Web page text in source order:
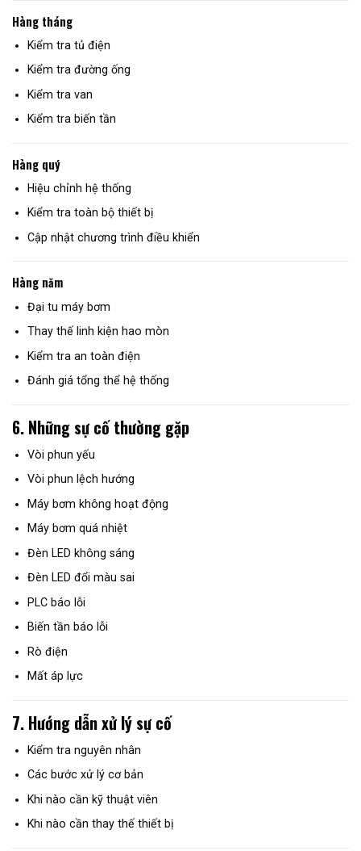
Hàng tháng
Kiểm tra tủ điện
Kiểm tra đường ống
Kiểm tra van
Kiểm tra biến tần
Hàng quý
Hiệu chỉnh hệ thống
Kiểm tra toàn bộ thiết bị
Cập nhật chương trình điều khiển
Hàng năm
Đại tu máy bơm
Thay thế linh kiện hao mòn
Kiểm tra an toàn điện
Đánh giá tổng thể hệ thống
6. Những sự cố thường gặp
Vòi phun yếu
Vòi phun lệch hướng
Máy bơm không hoạt động
Máy bơm quá nhiệt
Đèn LED không sáng
Đèn LED đổi màu sai
PLC báo lỗi
Biến tần báo lỗi
Rò điện
Mất áp lực
7. Hướng dẫn xử lý sự cố
Kiểm tra nguyên nhân
Các bước xử lý cơ bản
Khi nào cần kỹ thuật viên
Khi nào cần thay thế thiết bị